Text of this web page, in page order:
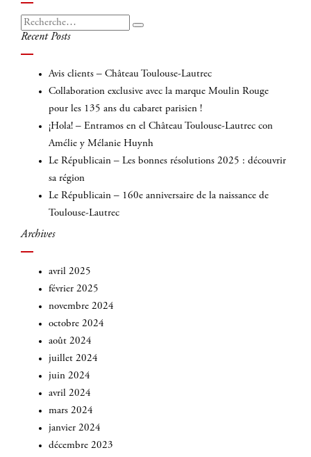
Recherche
pour
:
Recherche
Recent Posts
Avis clients – Château Toulouse-Lautrec
Collaboration exclusive avec la marque Moulin Rouge
pour les 135 ans du cabaret parisien !
¡Hola! – Entramos en el Château Toulouse-Lautrec con
Amélie y Mélanie Huynh
Le Républicain – Les bonnes résolutions 2025 : découvrir
sa région
Le Républicain – 160e anniversaire de la naissance de
Toulouse-Lautrec
Archives
avril 2025
février 2025
novembre 2024
octobre 2024
août 2024
juillet 2024
juin 2024
avril 2024
mars 2024
janvier 2024
décembre 2023